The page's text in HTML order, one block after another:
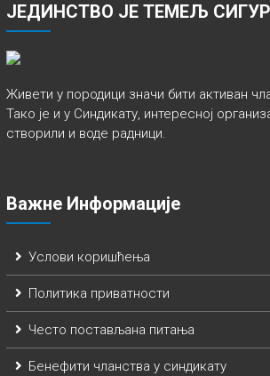
ЈЕДИНСТВО ЈЕ ТЕМЕЉ
Живети у породици значи бити активан
Тако је и у Синдикату, интересној
створили и воде радници.
Важне Информације
Услови коришћења
Политика приватности
Често постављана питања
Бенефити чланства у синдикату